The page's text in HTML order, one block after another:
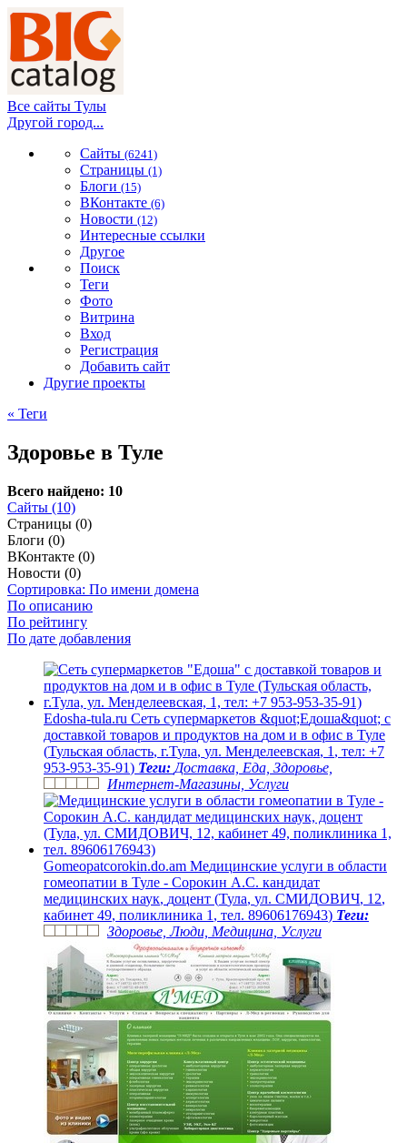
Все сайты Тулы
Другой город...
Сайты (6241)
Страницы (1)
Блоги (15)
ВКонтакте (6)
Новости (12)
Интересные ссылки
Другое
Поиск
Теги
Фото
Витрина
Вход
Регистрация
Добавить сайт
Другие проекты
« Теги
Здоровье в Туле
Всего найдено: 10
Сайты (10)
Страницы (0)
Блоги (0)
ВКонтакте (0)
Новости (0)
Сортировка: По имени домена
По описанию
По рейтингу
По дате добавления
Edosha-tula.ru Сеть супермаркетов &quot;Едоша&quot; с
доставкой товаров и продуктов на дом и в офис в Туле
(Тульская область, г.Тула, ул. Менделеевская, 1 , тел: +7
953-953-35-91) Теги: Доставка, Еда, Здоровье,
Интернет-Магазины, Услуги
Gomeopatcorokin.do.am Медицинские уcлуги в области
гомеопатии в Туле - Сорокин А.С. кандидат
медицинских наук, доцент (Тула, ул. СМИДОВИЧ, 1 2,
кабинет 49, поликлиника 1 , тел. 896061 76943) Теги:
Здоровье, Люди, Медицина, Услуги